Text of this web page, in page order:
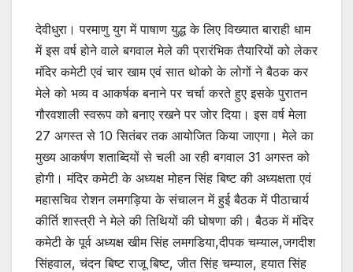
देवीधुरा। परमाणु युग में पाषाण युद्ध के लिए विख्यात बाराही धाम
में इस वर्ष होने वाले बगवाल मेले की प्रारंभिक तैयारियों को लेकर
मंदिर कमेटी एवं चार खाम एवं सात थोको के लोगों ने बैठक कर
मेले को भव्य व आकर्षक बनाने पर चर्चा करते हुए इसके पुरातन
गौरवशाली स्वरूप को बनाए रखने पर जोर दिया। इस वर्ष मेला
27 अगस्त से 10 सितंबर तक आयोजित किया जाएगा। मेले का
मुख्य आकर्षण शताब्दियों से चली आ रही बगवाल 31 अगस्त को
होगी। मंदिर कमेटी के अध्यक्ष मोहन सिंह बिष्ट की अध्यक्षता एवं
महासचिव रोशन लमगड़िया के संचालन में हुई बैठक में पीठाचार्य
कीर्ति शास्त्री ने मेले की तिथियों की घोषणा की। बैठक में मंदिर
कमेटी के पूर्व अध्यक्ष खीम सिंह लमगडिया,दीपक चम्याल,जगदीश
सिंहवाल, चंदन बिष्ट राजू बिष्ट, जीत सिंह चम्याल, हयात सिंह